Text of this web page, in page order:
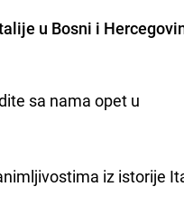
u Bosni i
sa nama opet u
iz istorije